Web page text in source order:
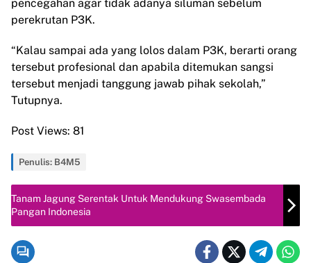
pencegahan agar tidak adanya siluman sebelum
perekrutan P3K.
“Kalau sampai ada yang lolos dalam P3K, berarti orang
tersebut profesional dan apabila ditemukan sangsi
tersebut menjadi tanggung jawab pihak sekolah,”
Tutupnya.
Post Views: 81
Penulis: B4M5
Tanam Jagung Serentak Untuk Mendukung Swasembada
Pangan Indonesia